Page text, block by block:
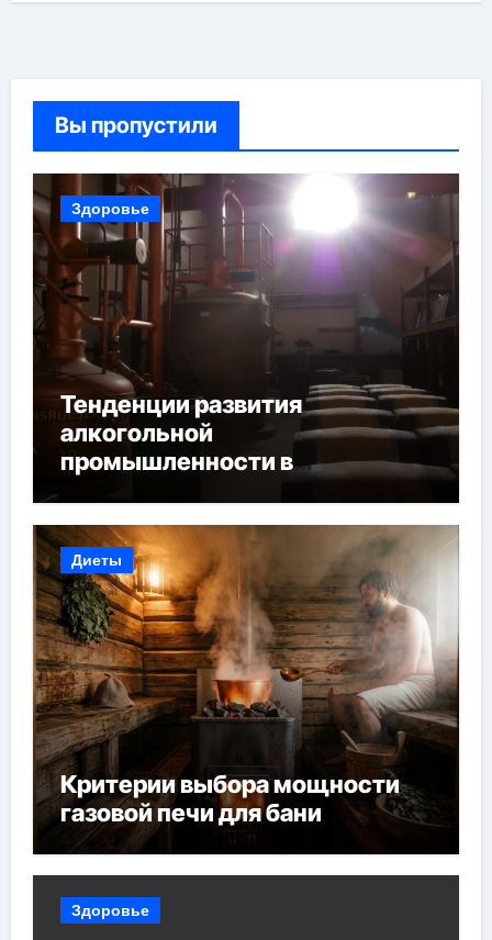
Вы пропустили
Здоровье
Тенденции развития
алкогольной
промышленности в
Диеты
Критерии выбора мощности
газовой печи для бани
Здоровье